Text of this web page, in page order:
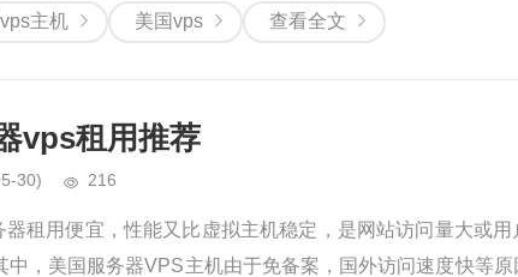
主机 美国vps 查看全文
vps租用推荐
30) 216
租用便宜，性能又比虚拟主机稳定，是网站访问量大或用
中，美国服务器VPS主机由于免备案，国外访问速度快等